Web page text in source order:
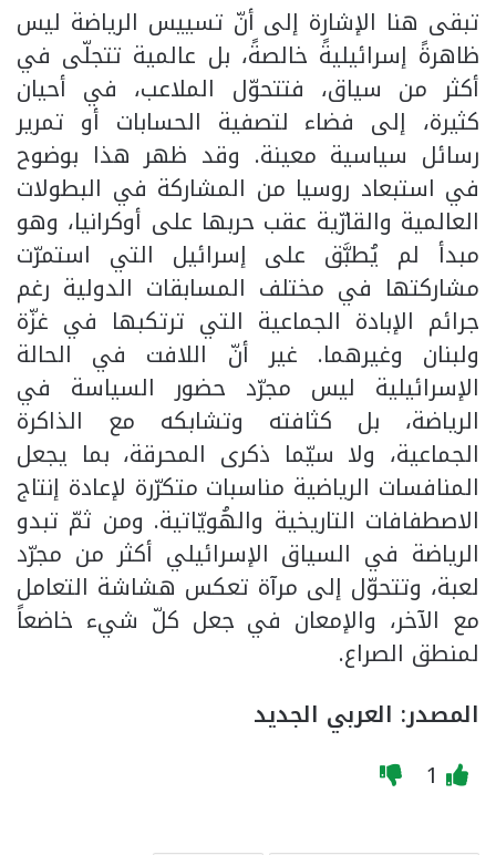
تبقى هنا الإشارة إلى أنّ تسييس الرياضة ليس
ظاهرةً إسرائيليةً خالصةً، بل عالمية تتجلّى في
أكثر من سياق، فتتحوّل الملاعب، في أحيان
كثيرة، إلى فضاء لتصفية الحسابات أو تمرير
رسائل سياسية معينة. وقد ظهر هذا بوضوح
في استبعاد روسيا من المشاركة في البطولات
العالمية والقارّية عقب حربها على أوكرانيا، وهو
مبدأ لم يُطبَّق على إسرائيل التي استمرّت
مشاركتها في مختلف المسابقات الدولية رغم
جرائم الإبادة الجماعية التي ترتكبها في غزّة
ولبنان وغيرهما. غير أنّ اللافت في الحالة
الإسرائيلية ليس مجرّد حضور السياسة في
الرياضة، بل كثافته وتشابكه مع الذاكرة
الجماعية، ولا سيّما ذكرى المحرقة، بما يجعل
المنافسات الرياضية مناسبات متكرّرة لإعادة إنتاج
الاصطفافات التاريخية والهُويّاتية. ومن ثمّ تبدو
الرياضة في السياق الإسرائيلي أكثر من مجرّد
لعبة، وتتحوّل إلى مرآة تعكس هشاشة التعامل
مع الآخر، والإمعان في جعل كلّ شيء خاضعاً
لمنطق الصراع.
المصدر: العربي الجديد
1